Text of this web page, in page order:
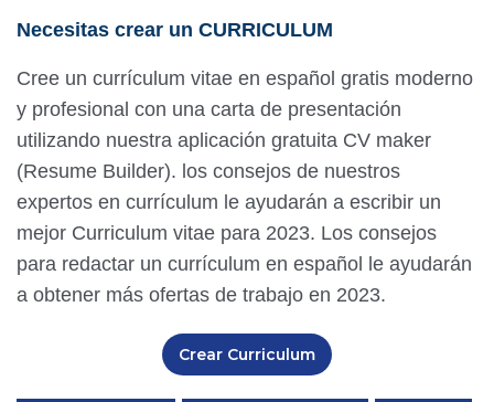
Necesitas crear un CURRICULUM
Cree un currículum vitae en español gratis moderno
y profesional con una carta de presentación
utilizando nuestra aplicación gratuita CV maker
(Resume Builder). los consejos de nuestros
expertos en currículum le ayudarán a escribir un
mejor Curriculum vitae para 2023. Los consejos
para redactar un currículum en español le ayudarán
a obtener más ofertas de trabajo en 2023.
Crear Curriculum